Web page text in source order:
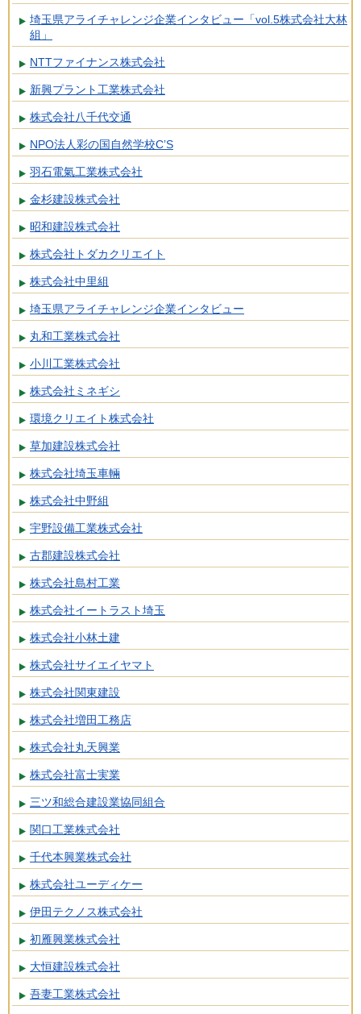
埼玉県アライチャレンジ企業インタビュー「vol.5株式会社大林
組」
NTTファイナンス株式会社
新興プラント工業株式会社
株式会社八千代交通
NPO法人彩の国自然学校C’S
羽石電氣工業株式会社
金杉建設株式会社
昭和建設株式会社
株式会社トダカクリエイト
株式会社中里組
埼玉県アライチャレンジ企業インタビュー
丸和工業株式会社
小川工業株式会社
株式会社ミネギシ
環境クリエイト株式会社
草加建設株式会社
株式会社埼玉車輛
株式会社中野組
宇野設備工業株式会社
古郡建設株式会社
株式会社島村工業
株式会社イートラスト埼玉
株式会社小林土建
株式会社サイエイヤマト
株式会社関東建設
株式会社増田工務店
株式会社丸天興業
株式会社富士実業
三ツ和総合建設業協同組合
関口工業株式会社
千代本興業株式会社
株式会社ユーディケー
伊田テクノス株式会社
初雁興業株式会社
大恒建設株式会社
吾妻工業株式会社